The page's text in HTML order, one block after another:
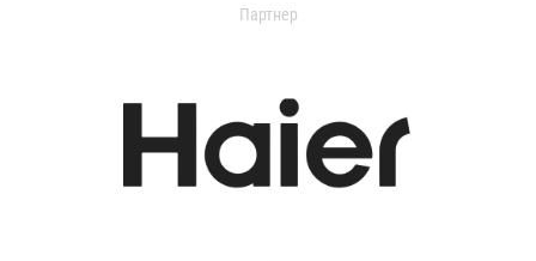
Партнер